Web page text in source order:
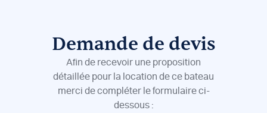
Demande de devis
Afin de recevoir une proposition
détaillée pour la location de ce bateau
merci de compléter le formulaire ci-
dessous :